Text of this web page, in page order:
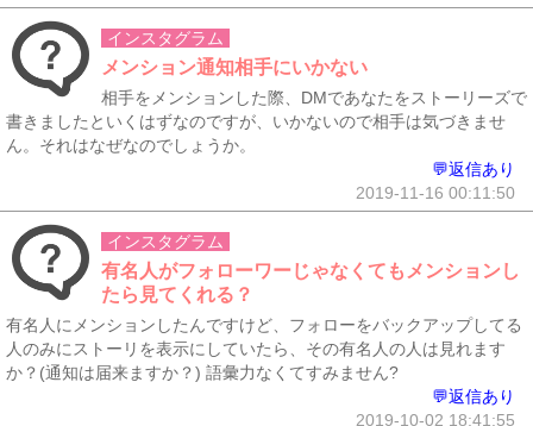
インスタグラム
メンション通知相手にいかない
相手をメンションした際、DMであなたをストーリーズで
書きましたといくはずなのですが、いかないので相手は気づきませ
ん。それはなぜなのでしょうか。
💬返信あり
2019-11-16 00:11:50
インスタグラム
有名人がフォローワーじゃなくてもメンションし
たら見てくれる？
有名人にメンションしたんですけど、フォローをバックアップしてる
人のみにストーリを表示にしていたら、その有名人の人は見れます
か？(通知は届来ますか？) 語彙力なくてすみません?
💬返信あり
2019-10-02 18:41:55